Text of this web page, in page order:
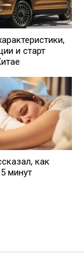
и старт
как
минут